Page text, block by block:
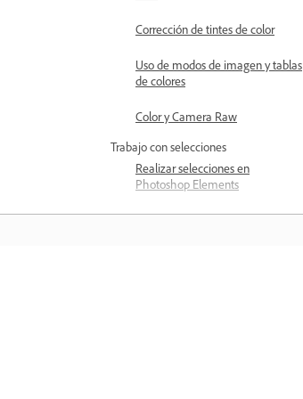
Corrección de tintes de color
Uso de modos de imagen y tablas
de colores
Color y Camera Raw
Trabajo con selecciones
Realizar selecciones en
Photoshop Elements
Almacenamiento de selecciones